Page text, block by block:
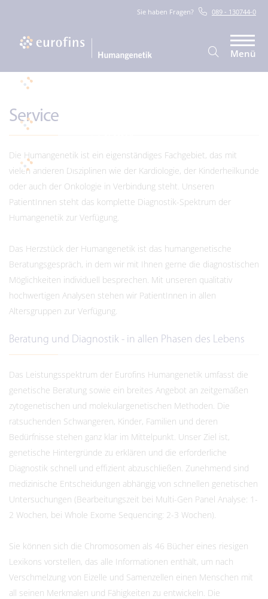
Sie haben Fragen? 089 - 130744-0
Menü
Service
Die Humangenetik ist ein eigenständiges Fachgebiet, das mit
vielen anderen Disziplinen wie der Kardiologie, der Kinderheilkunde
oder auch der Onkologie in Verbindung steht. Unseren
PatientInnen steht das komplette Diagnostik-Spektrum der
Humangenetik zur Verfügung.
Das Herzstück der Humangenetik ist das humangenetische
Beratungsgespräch, in dem wir mit Ihnen gerne die diagnostischen
Möglichkeiten individuell besprechen. Mit unseren qualitativ
hochwertigen Analysen stehen wir PatientInnen in allen
Altersgruppen zur Verfügung.
Beratung und Diagnostik - in allen Phasen des Lebens
Das Leistungsspektrum der Eurofins Humangenetik umfasst die
genetische Beratung sowie ein breites Angebot an zeitgemäßen
zytogenetischen und molekulargenetischen Methoden. Die
ratsuchenden Schwangeren, Kinder, Familien und deren
Bedürfnisse stehen ganz klar im Mittelpunkt. Unser Ziel ist,
genetische Hintergründe zu erklären und die erforderliche
Diagnostik schnell und effizient abzuschließen. Zunehmend sind
medizinische Entscheidungen abhängig von schnellen genetischen
Untersuchungen (Bearbeitungszeit bei Multi-Gen Panel Analyse: 1-
2 Wochen, bei Whole Exome Sequencing: 2-3 Wochen).
Sie können sich die Chromosomen als 46 Bücher eines riesigen
Lexikons vorstellen, das alle Informationen enthält, um nach
Verschmelzung von Eizelle und Samenzellen einen Menschen mit
all seinen Merkmalen und Fähigkeiten zu entwickeln. Die